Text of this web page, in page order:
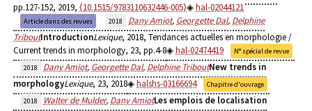
pp.127-152, 2019, ⟨10.1515/9783110632446-005⟩ hal-02044121
Article dans des revues 2018 Dany Amiot, Georgette Dal, Delphine
TriboutIntroductionLexique, 2018, Tendances actuelles en morphologie /
Current trends in morphology, 23, pp.4-8
hal-02474419
N° spécial de revue
2018
Dany Amiot, Georgette Dal, Delphine TriboutNew trends in
morphologyLexique, 23, 2018 halshs-03166694
Chapitre d'ouvrage
2018
Walter de Mulder, Dany AmiotLes emplois de localisation